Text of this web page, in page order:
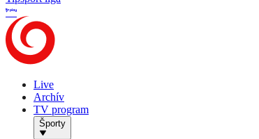
Live
Archív
TV program
Športy